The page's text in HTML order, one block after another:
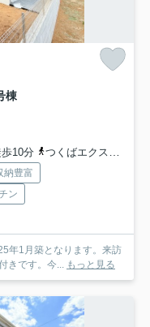
棟
10分
つくばエクスプレス「万博記念公園」駅 バス11分 茨城県つくば市「みどりの２丁目」 停歩8分
納豊富
ン
年1月築となります。来訪
きです。今...
もっと見る